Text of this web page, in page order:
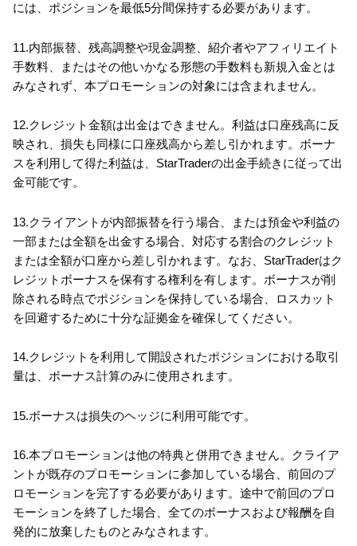
には、ポジションを最低5分間保持する必要があります。
11.内部振替、残高調整や現金調整、紹介者やアフィリエイト
手数料、またはその他いかなる形態の手数料も新規入金とは
みなされず、本プロモーションの対象には含まれません。
12.クレジット金額は出金はできません。利益は口座残高に反
映され、損失も同様に口座残高から差し引かれます。ボーナ
スを利用して得た利益は、StarTraderの出金手続きに従って出
金可能です。
13.クライアントが内部振替を行う場合、または預金や利益の
一部または全額を出金する場合、対応する割合のクレジット
または全額が口座から差し引かれます。なお、StarTraderはク
レジットボーナスを保有する権利を有します。ボーナスが削
除される時点でポジションを保持している場合、ロスカット
を回避するために十分な証拠金を確保してください。
14.クレジットを利用して開設されたポジションにおける取引
量は、ボーナス計算のみに使用されます。
15.ボーナスは損失のヘッジに利用可能です。
16.本プロモーションは他の特典と併用できません。クライア
ントが既存のプロモーションに参加している場合、前回のプ
ロモーションを完了する必要があります。途中で前回のプロ
モーションを終了した場合、全てのボーナスおよび報酬を自
発的に放棄したものとみなされます。